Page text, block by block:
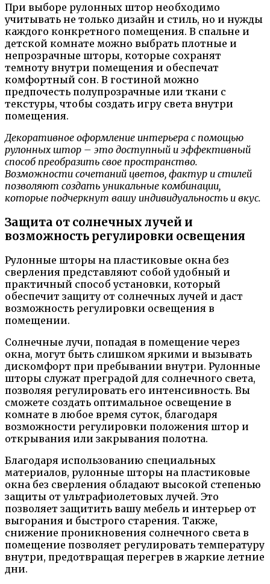
При выборе рулонных штор необходимо
учитывать не только дизайн и стиль, но и нужды
каждого конкретного помещения. В спальне и
детской комнате можно выбрать плотные и
непрозрачные шторы, которые сохранят
темноту внутри помещения и обеспечат
комфортный сон. В гостиной можно
предпочесть полупрозрачные или ткани с
текстуры, чтобы создать игру света внутри
помещения.
Декоративное оформление интерьера с помощью
рулонных штор – это доступный и эффективный
способ преобразить свое пространство.
Возможности сочетаний цветов, фактур и стилей
позволяют создать уникальные комбинации,
которые подчеркнут вашу индивидуальность и вкус.
Защита от солнечных лучей и
возможность регулировки освещения
Рулонные шторы на пластиковые окна без
сверления представляют собой удобный и
практичный способ установки, который
обеспечит защиту от солнечных лучей и даст
возможность регулировки освещения в
помещении.
Солнечные лучи, попадая в помещение через
окна, могут быть слишком яркими и вызывать
дискомфорт при пребывании внутри. Рулонные
шторы служат преградой для солнечного света,
позволяя регулировать его интенсивность. Вы
сможете создать оптимальное освещение в
комнате в любое время суток, благодаря
возможности регулировки положения штор и
открывания или закрывания полотна.
Благодаря использованию специальных
материалов, рулонные шторы на пластиковые
окна без сверления обладают высокой степенью
защиты от ультрафиолетовых лучей. Это
позволяет защитить вашу мебель и интерьер от
выгорания и быстрого старения. Также,
снижение проникновения солнечного света в
помещение позволяет регулировать температуру
внутри, предотвращая перегрев в жаркие летние
дни.